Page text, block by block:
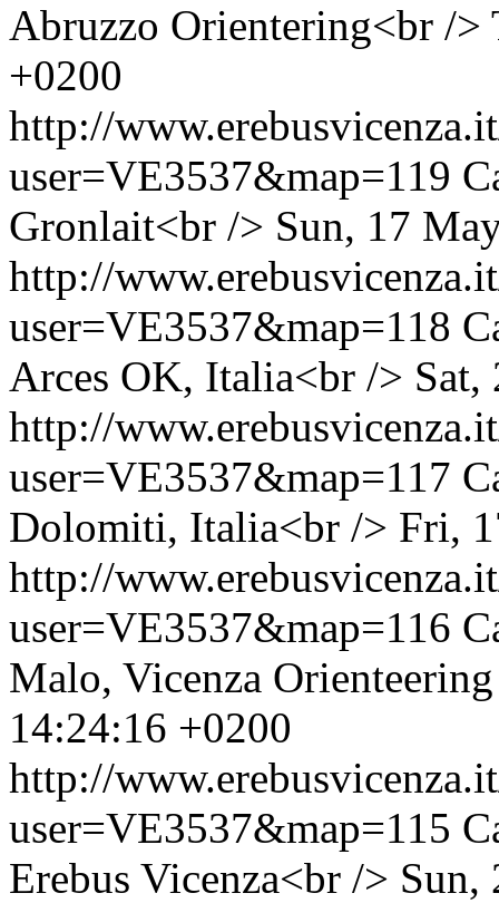
Abruzzo Orientering<br />
+0200
http://
user=VE3537&map=119
Gronlait<br /> Sun, 17
http://
user=VE3537&map=118
Arces OK, Italia<br /> Sat,
http://
user=VE3537&map=117
Dolomiti, Italia<br /> Fri,
http://
user=VE3537&map=116
Malo, Vicenza
14:24:16 +0200
http://
user=VE3537&map=115
Erebus Vicenza<br /> Sun,